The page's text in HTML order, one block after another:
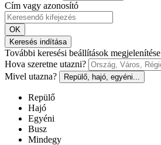
Cím vagy azonosító
OK
Keresés indítása
További keresési beállítások megjelenítése
Hova szeretne utazni?
Mivel utazna?
Repülő, hajó, egyéni...
Repülő
Hajó
Egyéni
Busz
Mindegy